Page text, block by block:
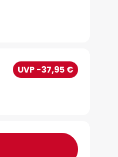
UVP -37,95 €